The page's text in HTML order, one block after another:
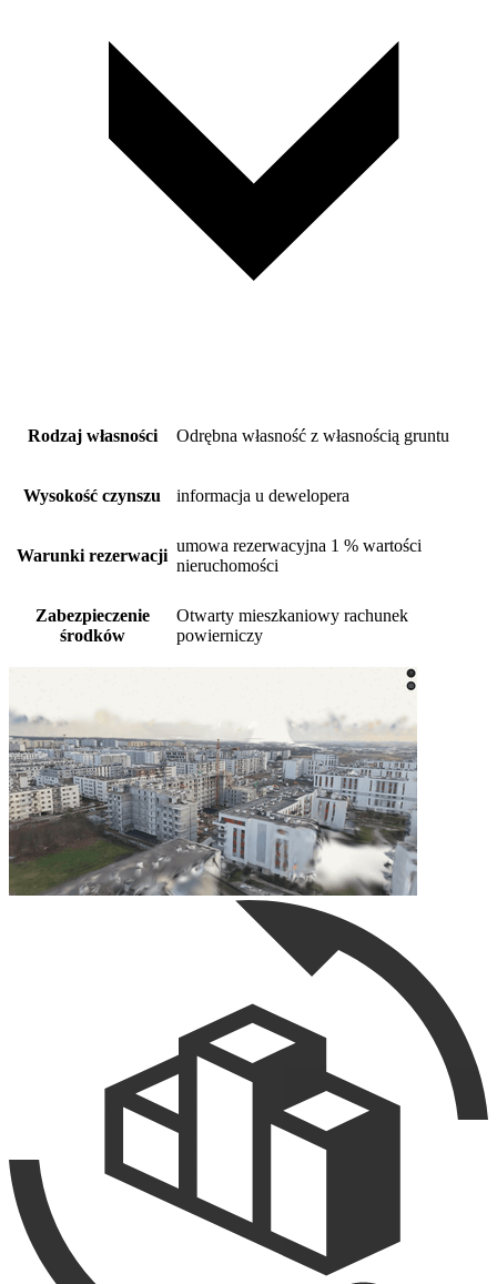
Rodzaj własności Odrębna własność z własnością gruntu
Wysokość czynszu informacja u dewelopera
Warunki rezerwacji
umowa rezerwacyjna 1 % wartości
nieruchomości
Zabezpieczenie
środków
Otwarty mieszkaniowy rachunek
powierniczy